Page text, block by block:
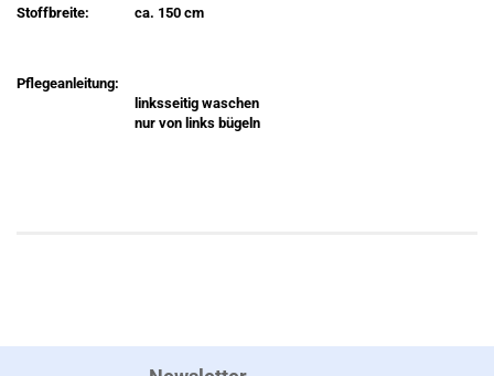
Stoffbreite: ca. 150 cm
Pflegeanleitung:
linksseitig waschen
nur von links bügeln